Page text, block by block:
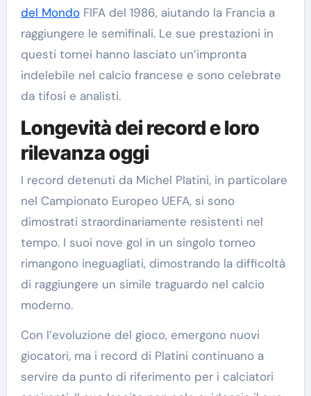
del MondoFIFA del 1986, aiutando la Francia a
raggiungere le semifinali. Le sue prestazioni in
questi tornei hanno lasciato un’impronta
indelebile nel calcio francese e sono celebrate
da tifosi e analisti.
Longevità dei record e loro
rilevanza oggi
I record detenuti da Michel Platini, in particolare
nel Campionato Europeo UEFA, si sono
dimostrati straordinariamente resistenti nel
tempo. I suoi nove gol in un singolo torneo
rimangono ineguagliati, dimostrando la difficoltà
di raggiungere un simile traguardo nel calcio
moderno.
Con l’evoluzione del gioco, emergono nuovi
giocatori, ma i record di Platini continuano a
servire da punto di riferimento per i calciatori